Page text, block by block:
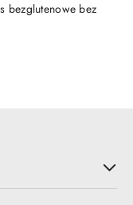
bezglutenowe bez